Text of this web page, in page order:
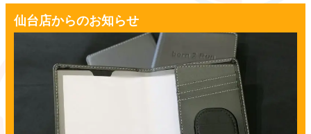
仙台店からのお知らせ